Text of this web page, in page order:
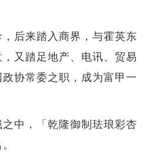
后来踏入商界，与霍英东
又踏足地产、电讯、贸易
协常委之职，成为富甲一
中，「乾隆御制珐琅彩杏